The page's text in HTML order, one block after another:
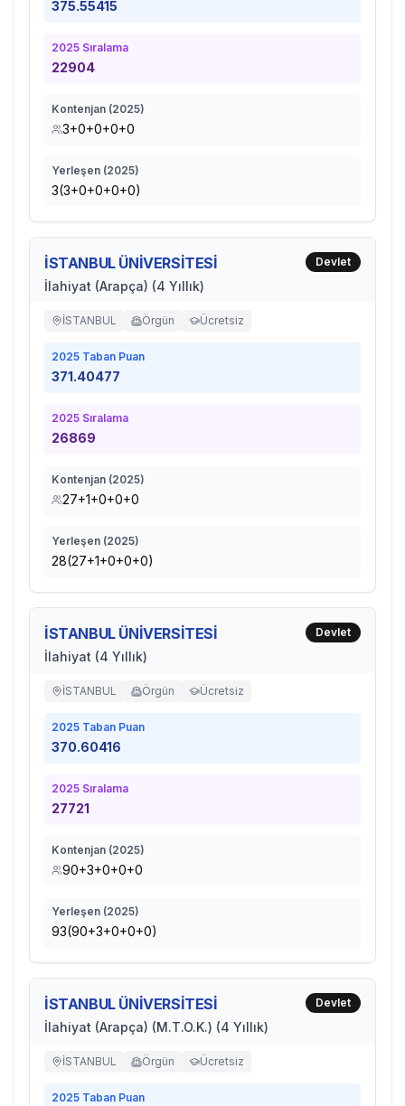
375.55415
2025 Sıralama
22904
Kontenjan (2025)
3+0+0+0+0
Yerleşen (2025)
3(3+0+0+0+0)
İSTANBUL ÜNİVERSİTESİ
İlahiyat (Arapça) (4 Yıllık)
Devlet
İSTANBUL Örgün Ücretsiz
2025 Taban Puan
371.40477
2025 Sıralama
26869
Kontenjan (2025)
27+1+0+0+0
Yerleşen (2025)
28(27+1+0+0+0)
İSTANBUL ÜNİVERSİTESİ
İlahiyat (4 Yıllık)
Devlet
İSTANBUL Örgün Ücretsiz
2025 Taban Puan
370.60416
2025 Sıralama
27721
Kontenjan (2025)
90+3+0+0+0
Yerleşen (2025)
93(90+3+0+0+0)
İSTANBUL ÜNİVERSİTESİ
İlahiyat (Arapça) (M.T.O.K.) (4 Yıllık)
Devlet
İSTANBUL Örgün Ücretsiz
2025 Taban Puan